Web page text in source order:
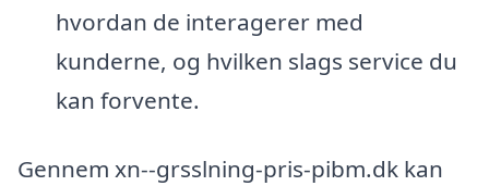
hvordan de interagerer med
kunderne, og hvilken slags service du
kan forvente.
Gennem xn--grsslning-pris-pibm.dk kan